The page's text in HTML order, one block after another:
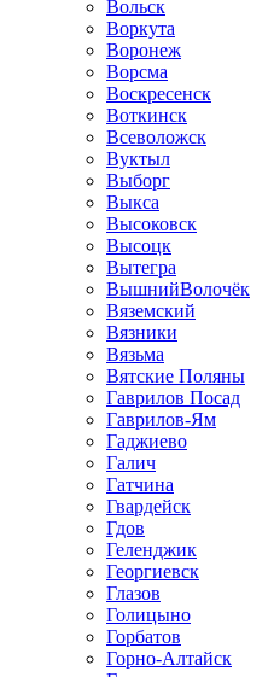
Вольск
Воркута
Воронеж
Ворсма
Воскресенск
Воткинск
Всеволожск
Вуктыл
Выборг
Выкса
Высоковск
Высоцк
Вытегра
ВышнийВолочёк
Вяземский
Вязники
Вязьма
Вятские Поляны
Гаврилов Посад
Гаврилов-Ям
Гаджиево
Галич
Гатчина
Гвардейск
Гдов
Геленджик
Георгиевск
Глазов
Голицыно
Горбатов
Горно-Алтайск